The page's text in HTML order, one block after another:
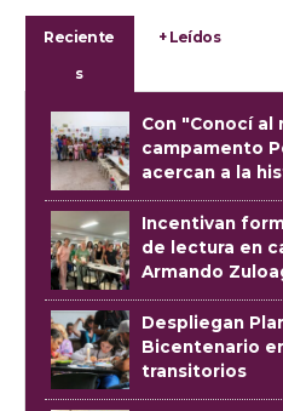
Reciente
s
+ Leídos
Con "Conocí al
campamento
acercan a la
Incentivan
de lectura en
Armando
Despliegan
Bicentenario
transitorios